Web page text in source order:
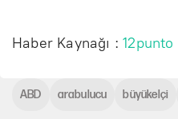
Haber Kaynağı :12punto
ABD arabulucu büyükelçi